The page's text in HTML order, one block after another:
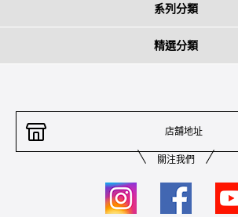
系列分類
精選分類
店舖地址
關注我們